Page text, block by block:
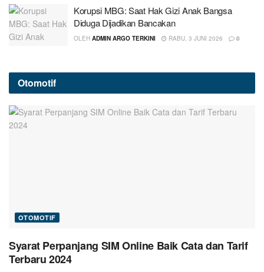
Korupsi MBG: Saat Hak Gizi Anak Bangsa
Diduga Dijadikan Bancakan
OLEH ADMIN ARGO TERKINI RABU, 3 JUNI 2026 0
Otomotif
OTOMOTIF
Syarat Perpanjang SIM Online Baik Cata dan Tarif
Terbaru 2024